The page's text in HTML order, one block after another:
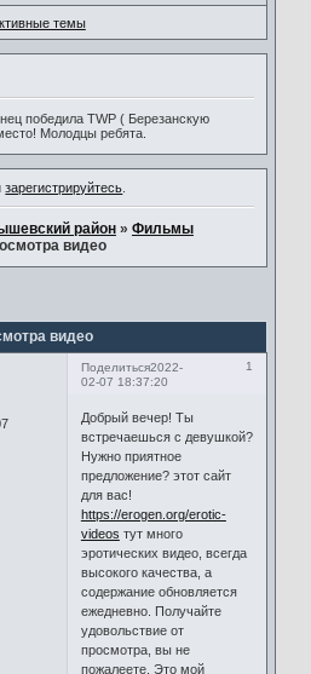
темы
победила TWP ( Березанскую
Молодцы ребята.
зарегистрируйтесь
район » Фильмы
видео
видео
Поделиться 1
2022-
02-07 18:37:20
Добрый вечер! Ты
встречаешься с девушкой?
Нужно приятное
предложение? этот сайт
для вас!
https://erogen.org/erotic-
videos тут много
эротических видео, всегда
высокого качества, а
содержание обновляется
ежедневно. Получайте
удовольствие от
просмотра, вы не
пожалеете. Это мой